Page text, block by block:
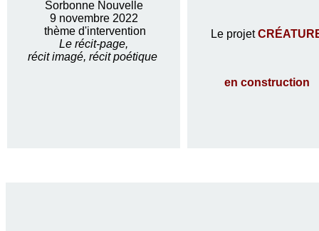
Sorbonne Nouvelle
9 novembre 2022
thème d'intervention
Le récit-page,
récit imagé, récit poétique
Le projet
en construction